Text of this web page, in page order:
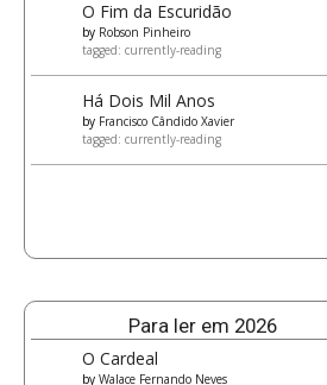
O Fim da Escuridão
by Robson Pinheiro
tagged: currently-reading
Há Dois Mil Anos
by Francisco Cândido Xavier
tagged: currently-reading
Para ler em 2026
O Cardeal
by Walace Fernando Neves